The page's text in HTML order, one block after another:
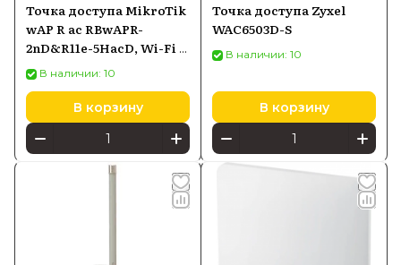
Точка доступа MikroTik
wAP R ac RBwAPR-
2nD&R11e-5HacD, Wi-Fi 5
2,4/5 ГГц, PoE-in
В наличии: 10
В корзину
Точка доступа Zyxel
WAC6503D-S
В наличии: 10
В корзину